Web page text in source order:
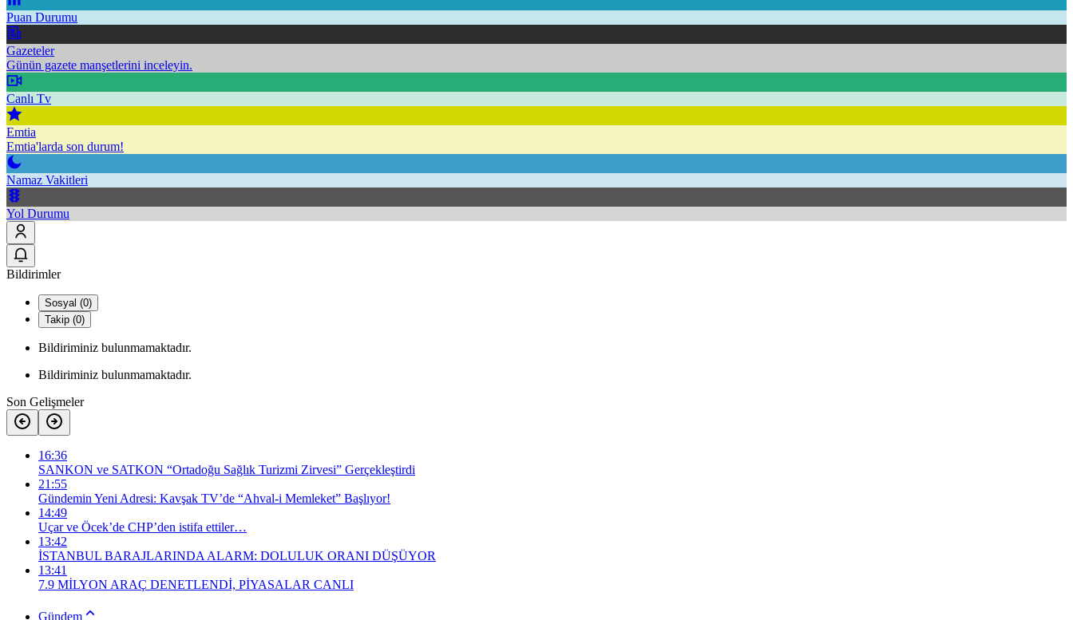
Puan Durumu
Gazeteler
Günün gazete manşetlerini inceleyin.
Canlı Tv
Emtia
Emtia'larda son durum!
Namaz Vakitleri
Yol Durumu
Bildirimler
Sosyal (0)
Takip (0)
Bildiriminiz bulunmamaktadır.
Bildiriminiz bulunmamaktadır.
Son Gelişmeler
16:36
SANKON ve SATKON “Ortadoğu Sağlık Turizmi Zirvesi” Gerçekleştirdi
21:55
Gündemin Yeni Adresi: Kavşak TV’de “Ahval-i Memleket” Başlıyor!
14:49
Uçar ve Öcek’de CHP’den istifa ettiler…
13:42
İSTANBUL BARAJLARINDA ALARM: DOLULUK ORANI DÜŞÜYOR
13:41
​7.9 MİLYON ARAÇ DENETLENDİ, PİYASALAR CANLI
Gündem